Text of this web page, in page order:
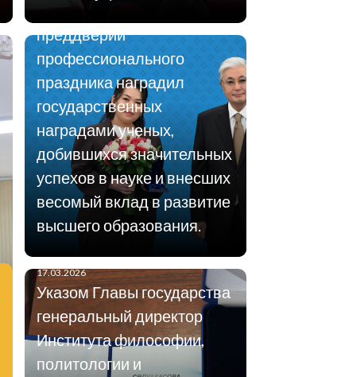
Жомарт Токаев в
преддверии
профессионального
праздника наградил
государственных
наградами ученых,
добившихся значительных
успехов в науке и внесших
весомый вклад в развитие
высшего образования.
17.03.2026
Указом Главы государства
генеральный директор
Института философии,
политологии и